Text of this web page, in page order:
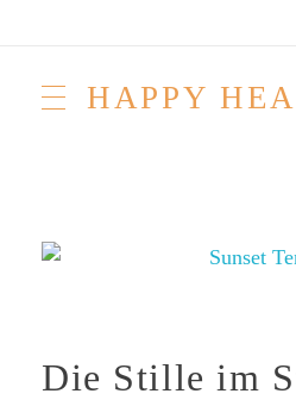
Die Stille im